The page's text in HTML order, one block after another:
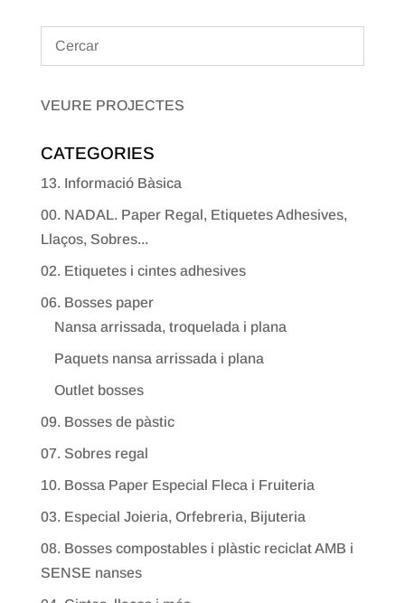
VEURE PROJECTES
CATEGORIES
13. Informació Bàsica
00. NADAL. Paper Regal, Etiquetes Adhesives,
Llaços, Sobres...
02. Etiquetes i cintes adhesives
06. Bosses paper
Nansa arrissada, troquelada i plana
Paquets nansa arrissada i plana
Outlet bosses
09. Bosses de pàstic
07. Sobres regal
10. Bossa Paper Especial Fleca i Fruiteria
03. Especial Joieria, Orfebreria, Bijuteria
08. Bosses compostables i plàstic reciclat AMB i
SENSE nanses